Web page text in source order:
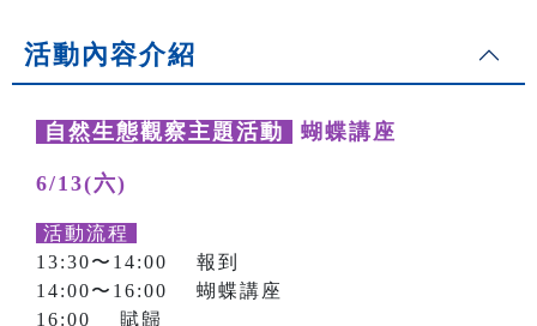
活動內容介紹
自然生態觀察主題活動 蝴蝶講座
6/13(六)
活動流程
13:30〜14:00 報到
14:00〜16:00 蝴蝶講座
16:00 賦歸